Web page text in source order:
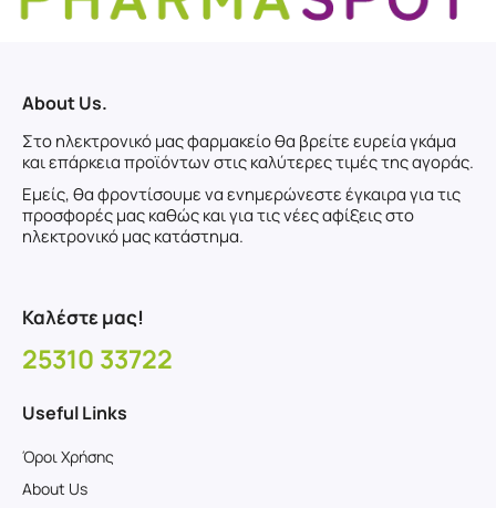
About Us.
Στο ηλεκτρονικό μας φαρμακείο θα βρείτε ευρεία γκάμα
και επάρκεια προϊόντων στις καλύτερες τιμές της αγοράς.
Εμείς, θα φροντίσουμε να ενημερώνεστε έγκαιρα για τις
προσφορές μας καθώς και για τις νέες αφίξεις στο
ηλεκτρονικό μας κατάστημα.
Καλέστε μας!
25310 33722
Useful Links
Όροι Χρήσης
About Us